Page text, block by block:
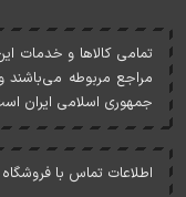
تمامی کالاها و خدمات
مراجع مربوطه می‌باشند
جمهوری اسلامی ايران
اطلاعات تماس با فروشگاه